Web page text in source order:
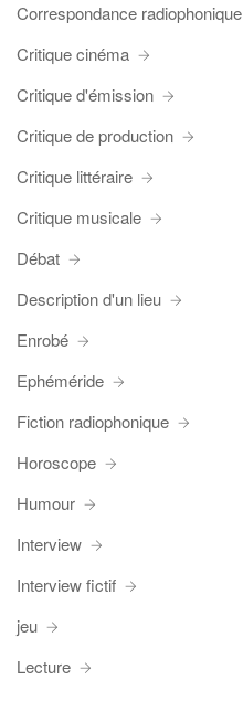
Correspondance radiophonique
Critique cinéma
Critique d'émission
Critique de production
Critique littéraire
Critique musicale
Débat
Description d'un lieu
Enrobé
Ephéméride
Fiction radiophonique
Horoscope
Humour
Interview
Interview fictif
jeu
Lecture